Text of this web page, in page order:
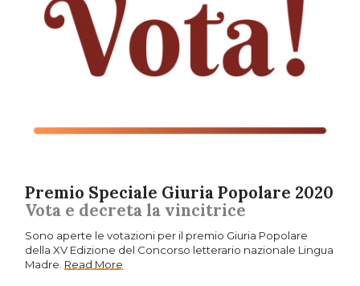
Premio Speciale Giuria Popolare 2020
Vota e decreta la vincitrice
Sono aperte le votazioni per il premio Giuria Popolare
della XV Edizione del Concorso letterario nazionale Lingua
Madre. Read More